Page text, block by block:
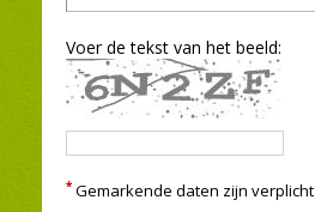
Voer de tekst van het beeld:
* Gemarkende daten zijn verplicht